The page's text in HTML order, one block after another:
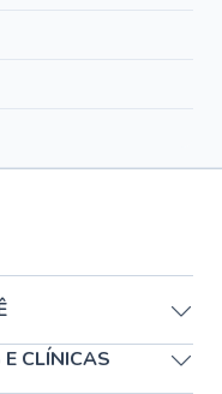
CLÍNICAS